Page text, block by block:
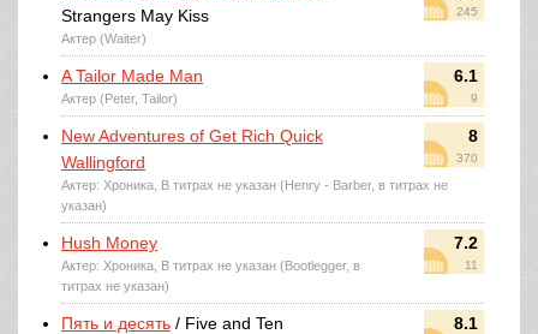
245
Strangers May Kiss
Актер (Waiter)
6.1
9
A Tailor Made Man
Актер (Peter, Tailor)
8
370
New Adventures of Get Rich Quick
Wallingford
Актер: Хроника, В титрах не указан (Henry - Barber, в титрах не
указан)
7.2
11
Hush Money
Актер: Хроника, В титрах не указан (Bootlegger, в
титрах не указан)
8.1
Пять и десять / Five and Ten